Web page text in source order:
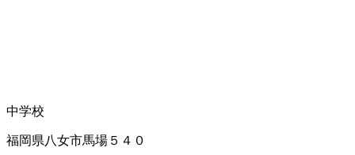
中学校
福岡県八女市馬場５４０